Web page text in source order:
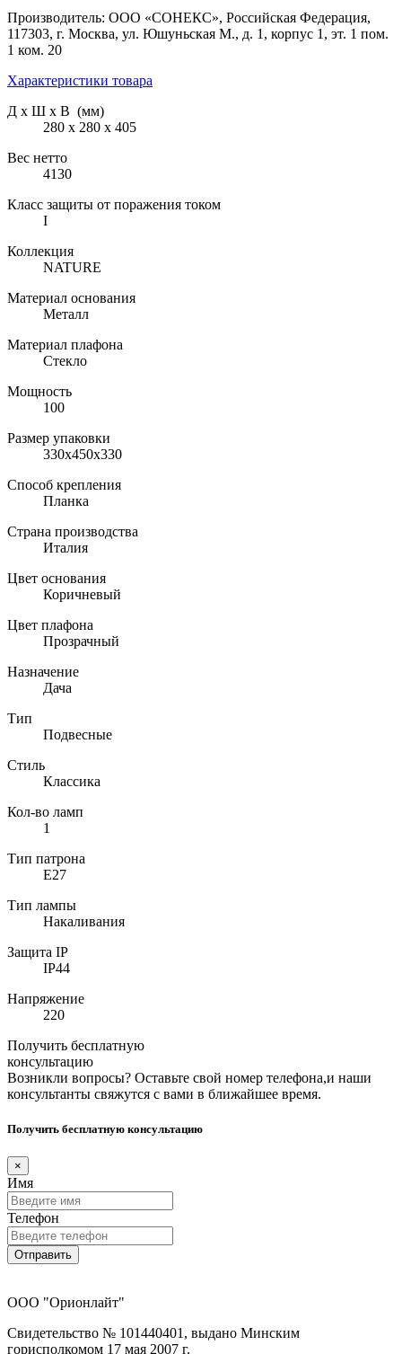
Производитель: ООО «СОНЕКС», Российская Федерация,
117303, г. Москва, ул. Юшуньская М., д. 1, корпус 1, эт. 1 пом.
1 ком. 20
Характеристики товара
Д х Ш х В (мм)
280 х 280 х 405
Вес нетто
4130
Класс защиты от поражения током
I
Коллекция
NATURE
Материал основания
Металл
Материал плафона
Стекло
Мощность
100
Размер упаковки
330х450х330
Способ крепления
Планка
Страна производства
Италия
Цвет основания
Коричневый
Цвет плафона
Прозрачный
Назначение
Дача
Тип
Подвесные
Стиль
Классика
Кол-во ламп
1
Тип патрона
E27
Тип лампы
Накаливания
Защита IP
IP44
Напряжение
220
Получить бесплатную
консультацию
Возникли вопросы? Оставьте свой номер телефона,и наши
консультанты свяжутся с вами в ближайшее время.
Получить бесплатную консультацию
×
Имя
Телефон
Отправить
ООО "Орионлайт"
Свидетельство № 101440401, выдано Минским
горисполкомом 17 мая 2007 г.